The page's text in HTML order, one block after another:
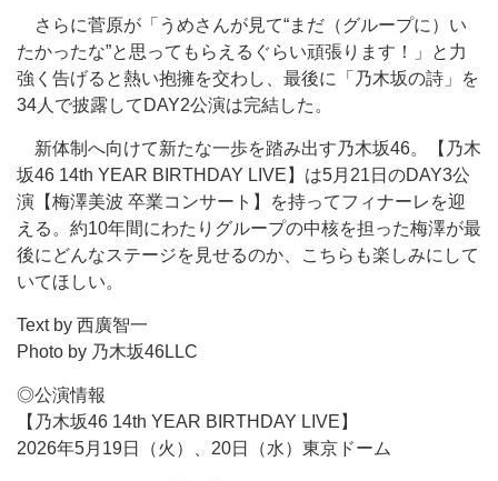
さらに菅原が「うめさんが見て“まだ（グループに）い
たかったな”と思ってもらえるぐらい頑張ります！」と力
強く告げると熱い抱擁を交わし、最後に「乃木坂の詩」を
34人で披露してDAY2公演は完結した。
新体制へ向けて新たな一歩を踏み出す乃木坂46。【乃木
坂46 14th YEAR BIRTHDAY LIVE】は5月21日のDAY3公
演【梅澤美波 卒業コンサート】を持ってフィナーレを迎
える。約10年間にわたりグループの中核を担った梅澤が最
後にどんなステージを見せるのか、こちらも楽しみにして
いてほしい。
Text by 西廣智一
Photo by 乃木坂46LLC
◎公演情報
【乃木坂46 14th YEAR BIRTHDAY LIVE】
2026年5月19日（火）、20日（水）東京ドーム